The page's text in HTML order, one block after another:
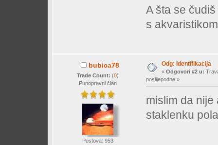
A šta se
s
bubica78
Trade Count: (0)
Punopravni član
Postova: 953
Odg: identifikacija
« Odgovori #2 u:
poslijepodne »
mislim da
staklenku